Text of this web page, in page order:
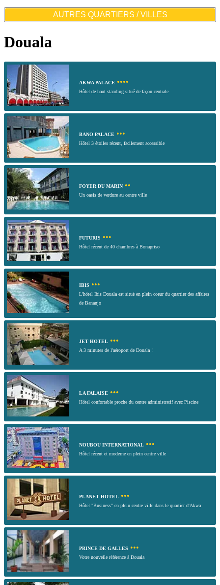
AUTRES QUARTIERS / VILLES
Douala
AKWA PALACE ••••
Hôtel de haut standing situé de façon centrale
BANO PALACE •••
Hôtel 3 étoiles récent, facilement accessible
FOYER DU MARIN ••
Un oasis de verdure au centre ville
FUTURIS •••
Hôtel récent de 40 chambres à Bonapriso
IBIS •••
L'hôtel Ibis Douala est situé en plein coeur du quartier des affaires
de Bananjo
JET HOTEL •••
A 3 minutes de l'aéroport de Douala !
LA FALAISE •••
Hôtel confortable proche du centre administratif avec Piscine
NOUBOU INTERNATIONAL •••
Hôtel récent et moderne en plein centre ville
PLANET HOTEL •••
Hôtel "Business" en plein centre ville dans le quartier d'Akwa
PRINCE DE GALLES •••
Votre nouvelle référence à Douala